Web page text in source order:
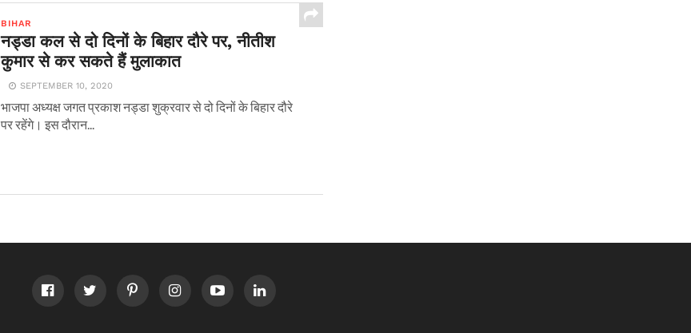
BIHAR
नड्डा कल से दो दिनों के बिहार दौरे पर, नीतीश
कुमार से कर सकते हैं मुलाकात
SEPTEMBER 10, 2020
भाजपा अध्यक्ष जगत प्रकाश नड्डा शुक्रवार से दो दिनों के बिहार दौरे
पर रहेंगे। इस दौरान...